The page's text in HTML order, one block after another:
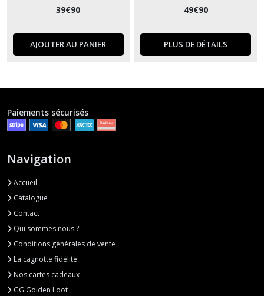
39€90
AJOUTER AU PANIER
49€90
PLUS DE DÉTAILS
Paiements sécurisés
Navigation
Accueil
Catalogue
Contact
Qui sommes nous ?
Conditions générales de vente
La cagnotte fidélité
Nos cartes cadeaux
GG Golden Loot